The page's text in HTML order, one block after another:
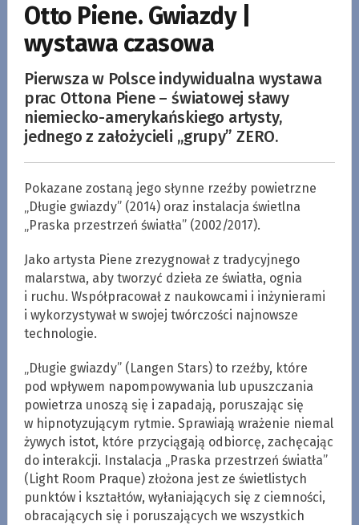
Otto Piene. Gwiazdy |
wystawa czasowa
Pierwsza w Polsce indywidualna wystawa
prac Ottona Piene – światowej sławy
niemiecko-amerykańskiego artysty,
jednego z założycieli „grupy” ZERO.
Pokazane zostaną jego słynne rzeźby powietrzne
„Długie gwiazdy” (2014) oraz instalacja świetlna
„Praska przestrzeń światła” (2002/2017).
Jako artysta Piene zrezygnował z tradycyjnego
malarstwa, aby tworzyć dzieła ze światła, ognia
i ruchu. Współpracował z naukowcami i inżynierami
i wykorzystywał w swojej twórczości najnowsze
technologie.
„Długie gwiazdy” (Langen Stars) to rzeźby, które
pod wpływem napompowywania lub upuszczania
powietrza unoszą się i zapadają, poruszając się
w hipnotyzującym rytmie. Sprawiają wrażenie niemal
żywych istot, które przyciągają odbiorcę, zachęcając
do interakcji. Instalacja „Praska przestrzeń światła”
(Light Room Praque) złożona jest ze świetlistych
punktów i kształtów, wyłaniających się z ciemności,
obracających się i poruszających we wszystkich